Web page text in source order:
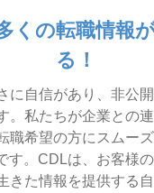
くの転職情報
る！
に自信があり、非公開
。私たちが企業との連
職希望の方にスムーズ
す。CDLは、お客様の
きた情報を提供する自